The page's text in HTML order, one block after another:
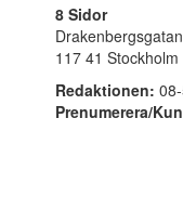
8 Sidor
117 41 Stockholm
Redaktionen:
Prenumerera/